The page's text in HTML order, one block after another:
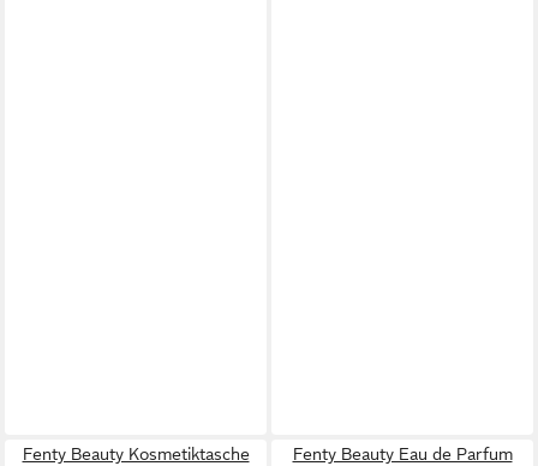
Fenty Beauty Kosmetiktasche
Fenty Beauty Eau de Parfum